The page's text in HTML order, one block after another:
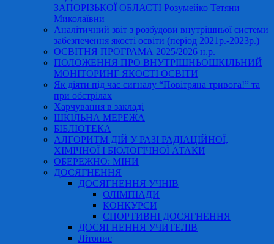
ЗАПОРІЗЬКОЇ ОБЛАСТІ Розумейко Тетяни
Миколаївни
Аналітичний звіт з розбудови внутрішньої системи
забезпечення якості освіти (період 2021р.-2023р.)
ОСВІТНЯ ПРОГРАМА 2025/2026 н.р.
ПОЛОЖЕННЯ ПРО ВНУТРІШНЬОШКІЛЬНИЙ
МОНІТОРИНГ ЯКОСТІ ОСВІТИ
Як діяти під час сигналу “Повітряна тривога!” та
при обстрілах
Харчування в закладі
ШКІЛЬНА МЕРЕЖА
БІБЛІОТЕКА
АЛГОРИТМ ДІЙ У РАЗІ РАДІАЦІЙНОЇ,
ХІМІЧНОЇ І БІОЛОГІЧНОЇ АТАКИ
ОБЕРЕЖНО: МІНИ
ДОСЯГНЕННЯ
ДОСЯГНЕННЯ УЧНІВ
ОЛІМПІАДИ
КОНКУРСИ
СПОРТИВНІ ДОСЯГНЕННЯ
ДОСЯГНЕННЯ УЧИТЕЛІВ
Літопис